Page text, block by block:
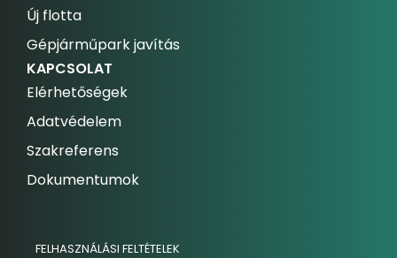
Új flotta
Gépjárműpark javítás
KAPCSOLAT
Elérhetőségek
Adatvédelem
Szakreferens
Dokumentumok
FELHASZNÁLÁSI FELTÉTELEK